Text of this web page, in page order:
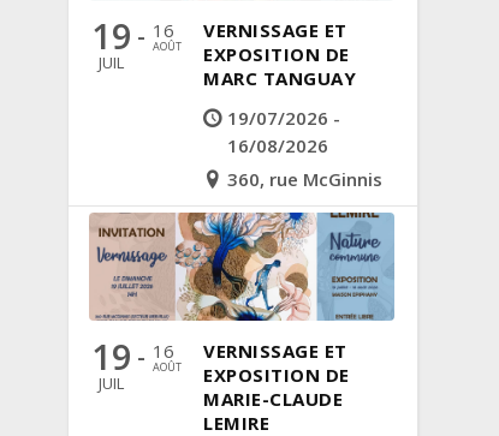
19
JUIL
- 16
AOÛT
VERNISSAGE ET
EXPOSITION DE
MARC TANGUAY
19/07/2026 -
16/08/2026
360, rue McGinnis
19
JUIL
- 16
AOÛT
VERNISSAGE ET
EXPOSITION DE
MARIE-CLAUDE
LEMIRE